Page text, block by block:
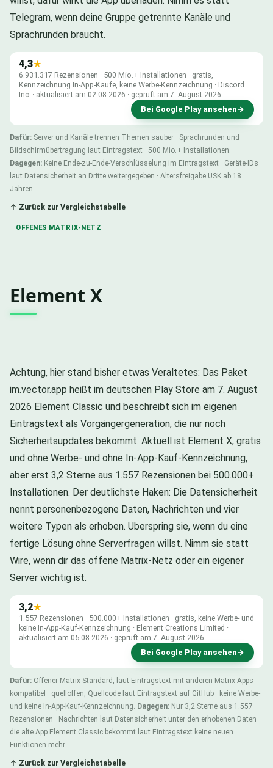
Telegram, wenn deine Gruppe getrennte Kanäle und
Sprachrunden braucht.
4,3★
6.931.317 Rezensionen · 500 Mio.+ Installationen · gratis,
Kennzeichnung In-App-Käufe, keine Werbe-Kennzeichnung · Discord
Inc. · aktualisiert am 02.08.2026 · geprüft am 7. August 2026
Bei Google Play ansehen→
Dafür: Server und Kanäle trennen Themen sauber · Sprachrunden und
Bildschirmübertragung laut Eintragstext · 500 Mio.+ Installationen.
Dagegen: Keine Ende-zu-Ende-Verschlüsselung im Eintragstext · Geräte-IDs
laut Datensicherheit an Dritte weitergegeben · Altersfreigabe USK ab 18
Jahren.
↑ Zurück zur Vergleichstabelle
OFFENES MATRIX-NETZ
Element X
Achtung, hier stand bisher etwas Veraltetes: Das Paket
im.vector.app heißt im deutschen Play Store am 7. August
2026 Element Classic und beschreibt sich im eigenen
Eintragstext als Vorgängergeneration, die nur noch
Sicherheitsupdates bekommt. Aktuell ist Element X, gratis
und ohne Werbe- und ohne In-App-Kauf-Kennzeichnung,
aber erst 3,2 Sterne aus 1.557 Rezensionen bei 500.000+
Installationen. Der deutlichste Haken: Die Datensicherheit
nennt personenbezogene Daten, Nachrichten und vier
weitere Typen als erhoben. Überspring sie, wenn du eine
fertige Lösung ohne Serverfragen willst. Nimm sie statt
Wire, wenn dir das offene Matrix-Netz oder ein eigener
Server wichtig ist.
3,2★
1.557 Rezensionen · 500.000+ Installationen · gratis, keine Werbe- und
keine In-App-Kauf-Kennzeichnung · Element Creations Limited ·
aktualisiert am 05.08.2026 · geprüft am 7. August 2026
Bei Google Play ansehen→
Dafür: Offener Matrix-Standard, laut Eintragstext mit anderen Matrix-Apps
kompatibel · quelloffen, Quellcode laut Eintragstext auf GitHub · keine Werbe-
und keine In-App-Kauf-Kennzeichnung. Dagegen: Nur 3,2 Sterne aus 1.557
Rezensionen · Nachrichten laut Datensicherheit unter den erhobenen Daten ·
die alte App Element Classic bekommt laut Eintragstext keine neuen
Funktionen mehr.
↑ Zurück zur Vergleichstabelle